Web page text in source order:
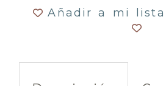
Añadir a mi lista